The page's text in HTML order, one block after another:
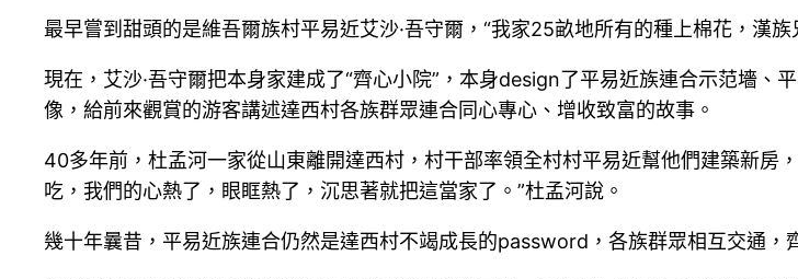
最早嘗到甜頭的是維吾爾族村平易近艾沙·吾守爾，“我家25畝地所有的種上棉花，漢
現在，艾沙·吾守爾把本身家建成了“齊心小院”，本身design了平易近族連合示范墻
像，給前來觀賞的游客講述達西村各族群眾連合同心專心、增收致富的故事。
40多年前，杜孟河一家從山東離開達西村，村干部率領全村村平易近幫他們建築新房
吃，我們的心熱了，眼眶熱了，沉思著就把這當家了。”杜孟河說。
幾十年曩昔，平易近族連合仍然是達西村不竭成長的password，各族群眾相互交通，